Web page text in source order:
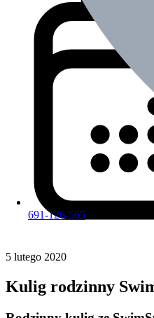
691-126-565
5 lutego 2020
Kulig rodzinny